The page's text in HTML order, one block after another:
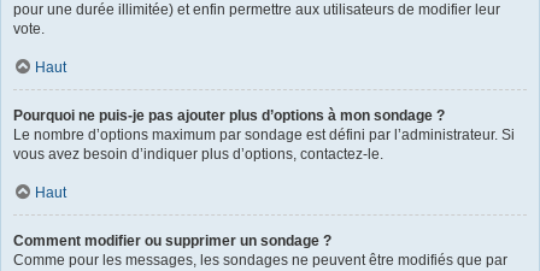
pour une durée illimitée) et enfin permettre aux utilisateurs de modifier leur
vote.
Haut
Pourquoi ne puis-je pas ajouter plus d’options à mon sondage ?
Le nombre d’options maximum par sondage est défini par l’administrateur. Si
vous avez besoin d’indiquer plus d’options, contactez-le.
Haut
Comment modifier ou supprimer un sondage ?
Comme pour les messages, les sondages ne peuvent être modifiés que par